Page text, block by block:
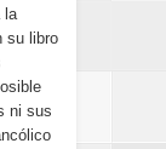
la
su libro
ni sus